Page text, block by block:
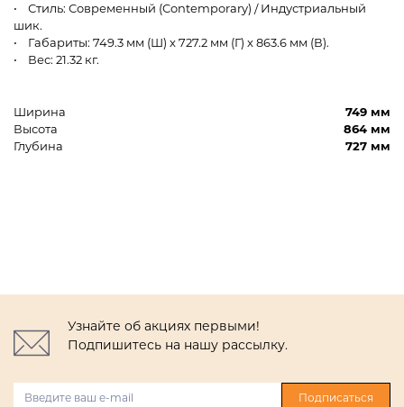
• Стиль: Современный (Contemporary) / Индустриальный
шик.
• Габариты: 749.3 мм (Ш) x 727.2 мм (Г) x 863.6 мм (В).
• Вес: 21.32 кг.
Ширина
749 мм
Высота
864 мм
Глубина
727 мм
Узнайте об акциях первыми!
Подпишитесь на нашу рассылку.
Подписаться